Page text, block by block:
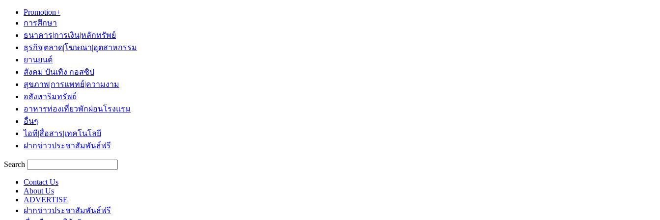
Promotion+
การศึกษา
ธนาคาร|การเงิน|หลักทรัพย์
ธุรกิจ|ตลาด|โฆษณา|อุตสาหกรรม
ยานยนต์
สังคม บันเทิง กอสซิป
สุขภาพ|การแพทย์|ความงาม
อสังหาริมทรัพย์
อาหารท่องเที่ยวพักผ่อนโรงแรม
อื่นๆ
ไอที|สื่อสาร|เทคโนโลยี
ฝากข่าวประชาสัมพันธ์ฟรี
Search
Contact Us
About Us
ADVERTISE
ฝากข่าวประชาสัมพันธ์ฟรี